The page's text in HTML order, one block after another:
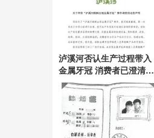
泸溪河否认生产过程带入
金属牙冠 消费者已澄清并
致歉